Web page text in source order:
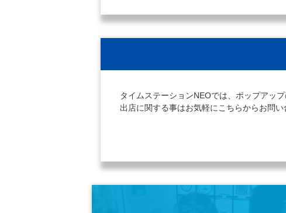
タイムステーションNEOでは、ポップアッ
出店に関する事はお気軽にこちらからお問い